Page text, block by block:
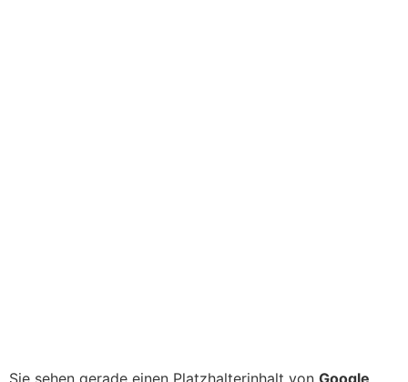
Sie sehen gerade einen Platzhalterinhalt von Google